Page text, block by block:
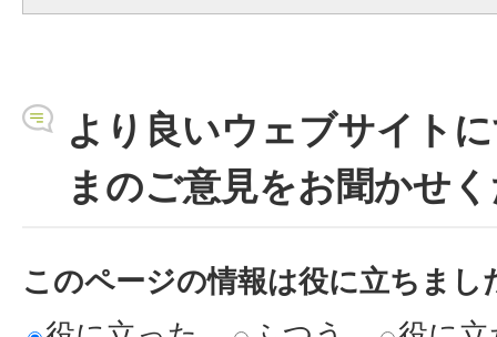
より良いウェブサイト
まのご意見をお聞かせ
このページの情報は役に立ちまし